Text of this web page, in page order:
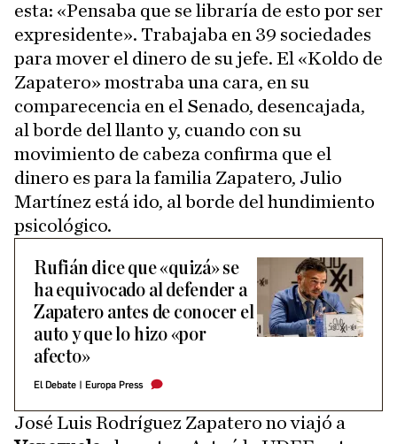
esta: «Pensaba que se libraría de esto por ser
expresidente». Trabajaba en 39 sociedades
para mover el dinero de su jefe. El «Koldo de
Zapatero» mostraba una cara, en su
comparecencia en el Senado, desencajada,
al borde del llanto y, cuando con su
movimiento de cabeza confirma que el
dinero es para la familia Zapatero, Julio
Martínez está ido, al borde del hundimiento
psicológico.
Rufián dice que «quizá» se
ha equivocado al defender a
Zapatero antes de conocer el
auto y que lo hizo «por
afecto»
El Debate | Europa Press
José Luis Rodríguez Zapatero no viajó a